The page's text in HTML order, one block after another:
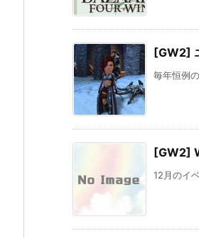
[GW2]
毎年恒例
[GW2]
12月のイ